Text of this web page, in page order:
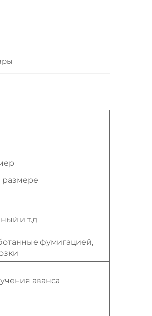
размере
и т.д.
фумигацией,
аванса